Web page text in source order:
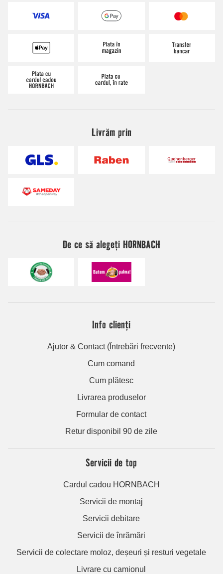
Livrăm prin
De ce să alegeți HORNBACH
Info clienți
Ajutor & Contact (Întrebări frecvente)
Cum comand
Cum plătesc
Livrarea produselor
Formular de contact
Retur disponibil 90 de zile
Servicii de top
Cardul cadou HORNBACH
Servicii de montaj
Servicii debitare
Servicii de înrămări
Servicii de colectare moloz, deșeuri și resturi vegetale
Livrare cu camionul